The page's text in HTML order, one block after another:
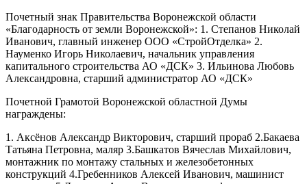
Почетный знак Правительства Воронежской области
«Благодарность от земли Воронежской»: 1. Степанов Николай
Иванович, главный инженер ООО «СтройОтделка» 2.
Науменко Игорь Николаевич, начальник управления
капитального строительства АО «ДСК» 3. Ильинова Любовь
Александровна, старший администратор АО «ДСК»
Почетной Грамотой Воронежской областной Думы
награждены:
1. Аксёнов Александр Викторович, старший прораб 2.Бакаева
Татьяна Петровна, маляр 3.Башкатов Вячеслав Михайлович,
монтажник по монтажу стальных и железобетонных
конструкций 4.Гребенников Алексей Иванович, машинист